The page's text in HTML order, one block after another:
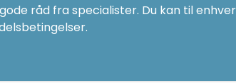
råd fra specialister. Du kan til